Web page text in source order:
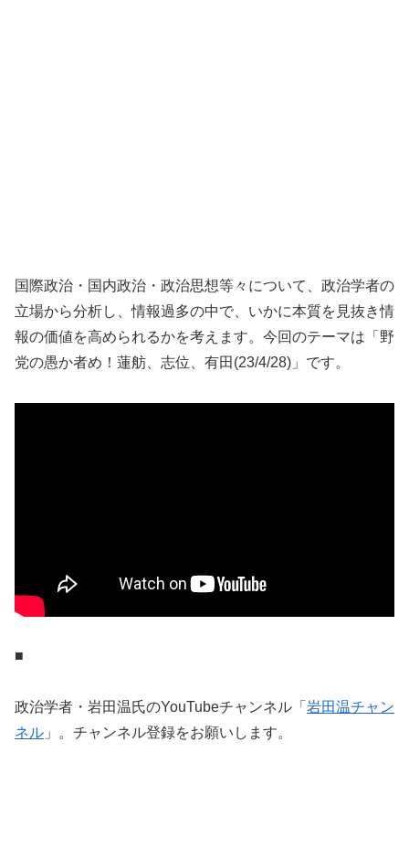
国際政治・国内政治・政治思想等々について、政治学者の
立場から分析し、情報過多の中で、いかに本質を見抜き情
報の価値を高められるかを考えます。今回のテーマは「野
党の愚か者め！蓮舫、志位、有田(23/4/28)」です。
■
政治学者・岩田温氏のYouTubeチャンネル「 岩田温チャン
ネル 」。チャンネル登録をお願いします。